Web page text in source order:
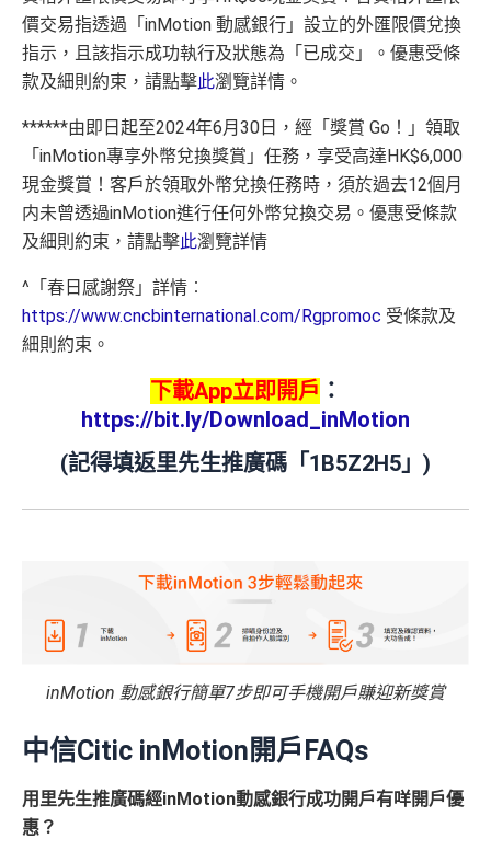
價交易指透過「inMotion 動感銀行」設立的外匯限價兌換
指示，且該指示成功執行及狀態為「已成交」。優惠受條
款及細則約束，請點擊此瀏覽詳情。
******由即日起至2024年6月30日，經「獎賞 Go！」領取
「inMotion專享外幣兌換獎賞」任務，享受高達HK$6,000
現金獎賞！客戶於領取外幣兌換任務時，須於過去12個月
内未曾透過inMotion進行任何外幣兌換交易。優惠受條款
及細則約束，請點擊此瀏覽詳情
^ 「春日感謝祭」詳情 ︰
https://www.cncbinternational.com/Rgpromoc 受條款及
細則約束。
下載App立即開戶 ：
https://bit.ly/Download_inMotion
(記得填返里先生推廣碼「1B5Z2H5」 )
inMotion 動感銀行簡單7步即可手機開戶賺迎新獎賞
中信Citic inMotion 開戶 FAQs
用里先生推廣碼經inMotion動感銀行成功開戶有咩開戶優
惠？